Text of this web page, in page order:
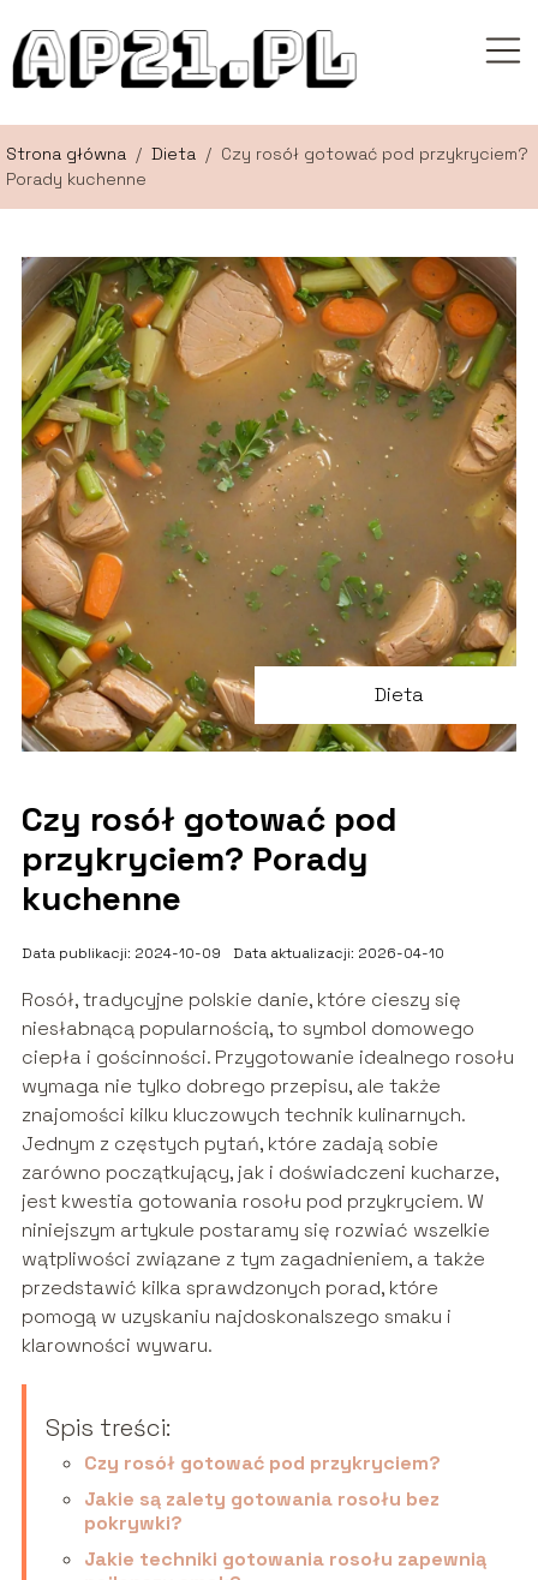
Strona główna / Dieta / Czy rosół gotować pod przykryciem?
Porady kuchenne
Dieta
Czy rosół gotować pod
przykryciem? Porady
kuchenne
Data publikacji: 2024-10-09 Data aktualizacji: 2026-04-10
Rosół, tradycyjne polskie danie, które cieszy się
niesłabnącą popularnością, to symbol domowego
ciepła i gościnności. Przygotowanie idealnego rosołu
wymaga nie tylko dobrego przepisu, ale także
znajomości kilku kluczowych technik kulinarnych.
Jednym z częstych pytań, które zadają sobie
zarówno początkujący, jak i doświadczeni kucharze,
jest kwestia gotowania rosołu pod przykryciem. W
niniejszym artykule postaramy się rozwiać wszelkie
wątpliwości związane z tym zagadnieniem, a także
przedstawić kilka sprawdzonych porad, które
pomogą w uzyskaniu najdoskonalszego smaku i
klarowności wywaru.
Spis treści:
Czy rosół gotować pod przykryciem?
Jakie są zalety gotowania rosołu bez
pokrywki?
Jakie techniki gotowania rosołu zapewnią